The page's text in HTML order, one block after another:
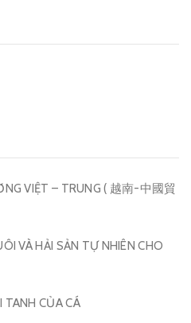
VIỆT – TRUNG ( 越南-中國貿
VÀ HẢI SẢN TỰ NHIÊN CHO
TANH CỦA CÁ